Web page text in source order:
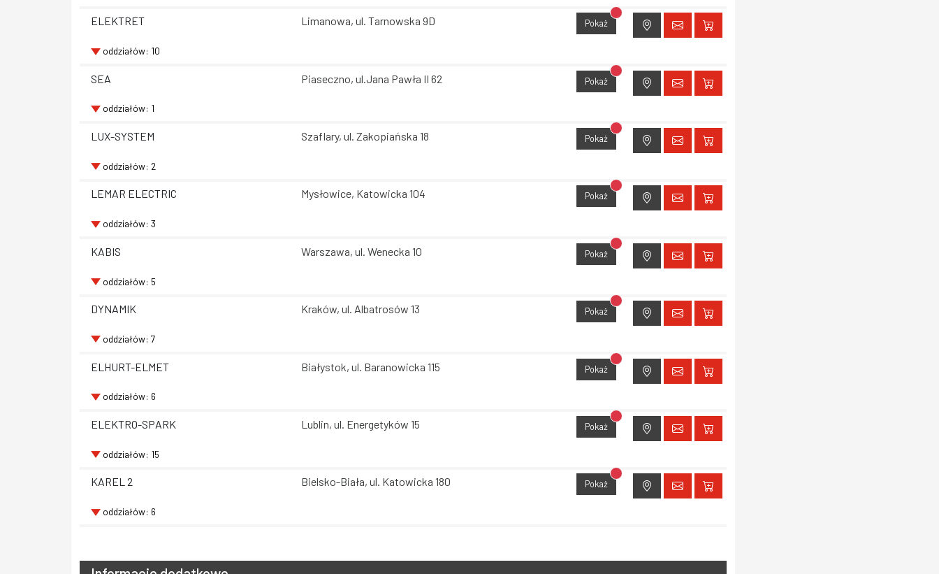
ELEKTRET Limanowa, ul. Tarnowska 9D Pokaż Brak dostępu do lokalizacji
oddziałów: 10
SEA Piaseczno, ul.Jana Pawła II 62 Pokaż Brak dostępu do lokalizacji
oddziałów: 1
LUX-SYSTEM Szaflary, ul. Zakopiańska 18 Pokaż Brak dostępu do lokalizacji
oddziałów: 2
LEMAR ELECTRIC Mysłowice, Katowicka 104 Pokaż Brak dostępu do lokalizacji
oddziałów: 3
KABIS Warszawa, ul. Wenecka 10 Pokaż Brak dostępu do lokalizacji
oddziałów: 5
DYNAMIK Kraków, ul. Albatrosów 13 Pokaż Brak dostępu do lokalizacji
oddziałów: 7
ELHURT-ELMET Białystok, ul. Baranowicka 115 Pokaż Brak dostępu do lokalizacji
oddziałów: 6
ELEKTRO-SPARK Lublin, ul. Energetyków 15 Pokaż Brak dostępu do lokalizacji
oddziałów: 15
KAREL 2 Bielsko-Biała, ul. Katowicka 180 Pokaż Brak dostępu do lokalizacji
oddziałów: 6